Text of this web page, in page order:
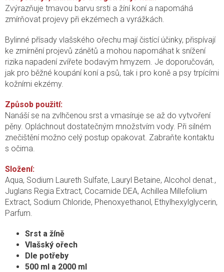
Zvýrazňuje tmavou barvu srsti a žíní koní a napomáhá
zmírňovat projevy při ekzémech a vyrážkách.
Bylinné přísady vlašského ořechu mají čistící účinky, přispívají
ke zmírnění projevů zánětů a mohou napomáhat k snížení
rizika napadení zvířete bodavým hmyzem. Je doporučován,
jak pro běžné koupání koní a psů, tak i pro koně a psy trpícími
kožními ekzémy.
Způsob použití:
Nanáší se na zvlhčenou srst a vmasíruje se až do vytvoření
pěny. Opláchnout dostatečným množstvím vody. Při silném
znečištění možno celý postup opakovat. Zabraňte kontaktu
s očima.
Složení:
Aqua, Sodium Laureth Sulfate, Lauryl Betaine, Alcohol denat.,
Juglans Regia Extract, Cocamide DEA, Achillea Millefolium
Extract, Sodium Chloride, Phenoxyethanol, Ethylhexylglycerin,
Parfum.
Srst a žíně
Vlašský ořech
Dle potřeby
500 ml a 2000 ml